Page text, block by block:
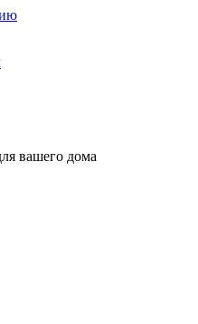
вашего дома